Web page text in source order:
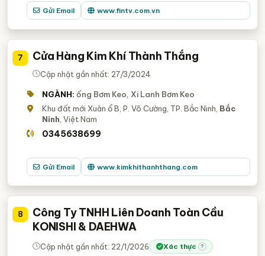
Gửi Email www.fintv.com.vn
7 Cửa Hàng Kim Khí Thành Thắng
Cập nhật gần nhất: 27/3/2024
NGÀNH: ống Bơm Keo, Xi Lanh Bơm Keo
Khu đất mới Xuân ổ B, P. Võ Cường, TP. Bắc Ninh, Bắc
Ninh , Việt Nam
0345638699
Gửi Email www.kimkhithanhthang.com
8
Công Ty TNHH Liên Doanh Toàn Cầu
KONISHI & DAEHWA
Cập nhật gần nhất: 22/1/2026 Xác thực ?